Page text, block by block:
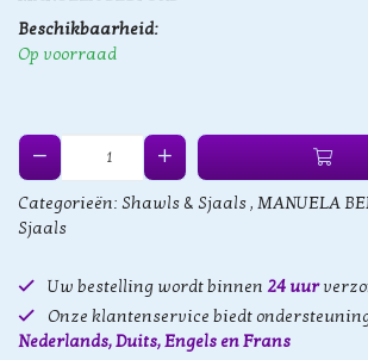
Beschikbaarheid:
Op voorraad
Categorieën: Shawls & Sjaals, MANUELA
Sjaals
Uw bestelling wordt binnen 24 uur
Onze klantenservice biedt
Nederlands, Duits, Engels en Frans